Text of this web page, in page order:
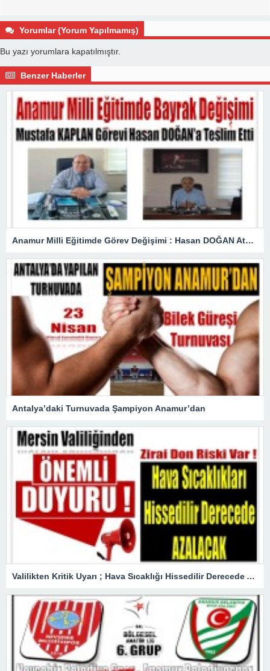
Yorumlar (Yorum Yapılmamış)
Bu yazı yorumlara kapatılmıştır.
Benzer Haberler
Anamur Milli Eğitimde Görev Değişimi : Hasan DOĞAN Atandı
Antalya’daki Turnuvada Şampiyon Anamur’dan
Valilikten Kritik Uyarı ; Hava Sıcaklığı Hissedilir Derecede Azalacak!